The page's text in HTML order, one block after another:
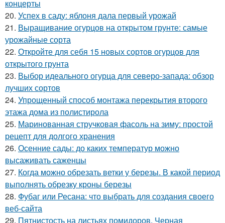
концерты
20. Успех в саду: яблоня дала первый урожай
21. Выращивание огурцов на открытом грунте: самые
урожайные сорта
22. Откройте для себя 15 новых сортов огурцов для
открытого грунта
23. Выбор идеального огурца для северо-запада: обзор
лучших сортов
24. Упрощенный способ монтажа перекрытия второго
этажа дома из полистирола
25. Маринованная стручковая фасоль на зиму: простой
рецепт для долгого хранения
26. Осенние сады: до каких температур можно
высаживать саженцы
27. Когда можно обрезать ветки у березы. В какой период
выполнять обрезку кроны березы
28. Фубаг или Ресана: что выбрать для создания своего
веб-сайта
29. Пятнистость на листьях помидоров. Черная